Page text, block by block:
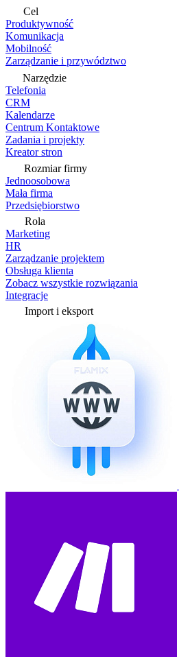
Cel
Produktywność
Komunikacja
Mobilność
Zarządzanie i przywództwo
Narzędzie
Telefonia
CRM
Kalendarze
Centrum Kontaktowe
Zadania i projekty
Kreator stron
Rozmiar firmy
Jednoosobowa
Mała firma
Przedsiębiorstwo
Rola
Marketing
HR
Zarządzanie projektem
Obsługa klienta
Zobacz wszystkie rozwiązania
Integracje
Import i eksport